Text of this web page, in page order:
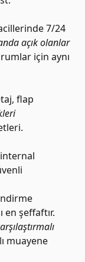
7/24
açık olanlar
için aynı
flap
en şeffaftır.
muayene